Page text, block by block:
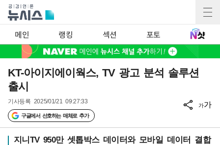
메인 랭킹 섹션 포토
KT-아이지에이웍스, TV 광고 분석 솔루션
출시
기사등록 2025/01/21 09:27:33
구글에서 선호하는 매체로 추가
가가
지니TV 950만 셋톱박스 데이터와 모바일 데이터 결합